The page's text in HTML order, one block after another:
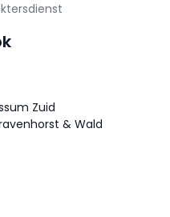
Zuid
& Wald